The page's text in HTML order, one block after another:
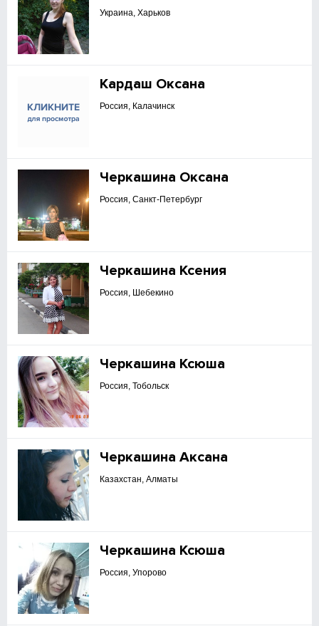
Украина, Харьков
Кардаш Оксана
Россия, Калачинск
Черкашина Оксана
Россия, Санкт-Петербург
Черкашина Ксения
Россия, Шебекино
Черкашина Ксюша
Россия, Тобольск
Черкашина Аксана
Казахстан, Алматы
Черкашина Ксюша
Россия, Упорово